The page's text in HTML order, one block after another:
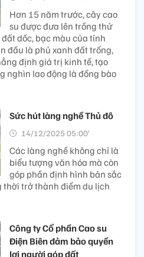
Hơn 15 năm trước, cây cao
su được đưa lên trồng thử
dốc, bạc màu của tỉnh
đầu là phủ xanh đất trống,
định giá trị kinh tế, tạo
nghìn lao động là đồng bào
Sức hút làng nghề Thủ đô
14/12/2025 05:00’
Các làng nghề không chỉ là
biểu tượng văn hóa mà còn
góp phần định hình bản sắc
thời trở thành điểm du lịch
Công ty Cổ phần Cao su
Điện Biên đảm bảo quyền
lợi người góp đất